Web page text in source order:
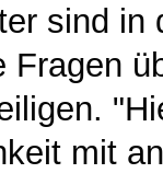
sind in
Fragen
mit